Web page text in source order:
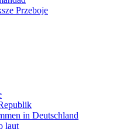
Przeboje
in Deutschland
laut